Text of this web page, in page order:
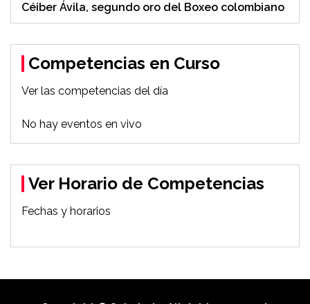
Céiber Ávila, segundo oro del Boxeo colombiano
Competencias en Curso
Ver las competencias del día
No hay eventos en vivo
Ver Horario de Competencias
Fechas y horarios